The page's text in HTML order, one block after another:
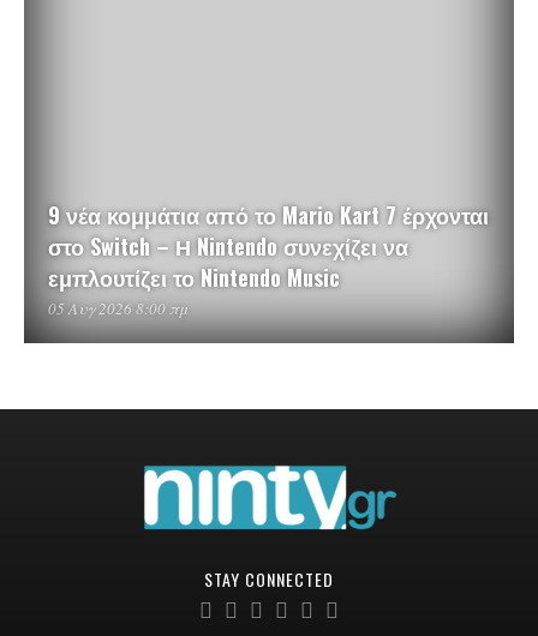
9 νέα κομμάτια από το Mario Kart 7 έρχονται
στο Switch – Η Nintendo συνεχίζει να
εμπλουτίζει το Nintendo Music
05 Αυγ 2026 8:00 πμ
STAY CONNECTED